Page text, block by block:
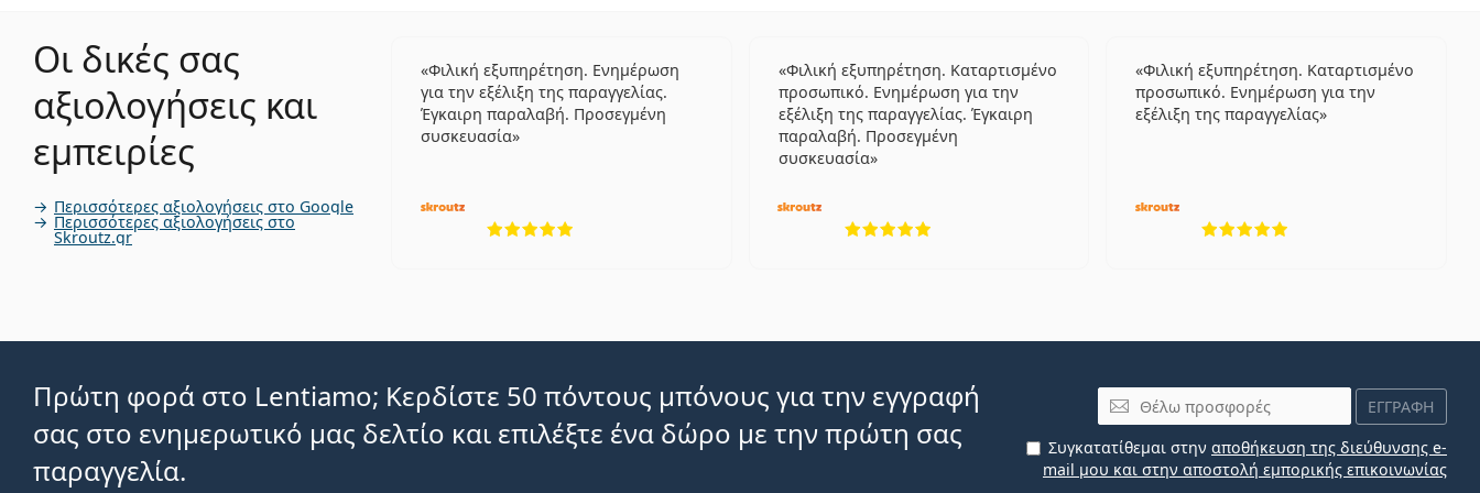
Οι δικές σας
αξιολογήσεις και
εμπειρίες
Περισσότερες αξιολογήσεις στο Google
Περισσότερες αξιολογήσεις στο
Skroutz.gr
Φιλική εξυπηρέτηση. Ενημέρωση
για την εξέλιξη της παραγγελίας.
Έγκαιρη παραλαβή. Προσεγμένη
συσκευασία
Φιλική εξυπηρέτηση. Καταρτισμένο
προσωπικό. Ενημέρωση για την
εξέλιξη της παραγγελίας. Έγκαιρη
παραλαβή. Προσεγμένη
συσκευασία
Φιλική εξυπηρέτηση. Καταρτισμένο
προσωπικό. Ενημέρωση για την
εξέλιξη της παραγγελίας
Πρώτη φορά στο Lentiamo; Κερδίστε 50 πόντους μπόνους για την εγγραφή
σας στο ενημερωτικό μας δελτίο και επιλέξτε ένα δώρο με την πρώτη σας
παραγγελία.
Email
ΕΓΓΡΑΦΗ
Συγκατατίθεμαι στην αποθήκευση της διεύθυνσης e-
mail μου και στην αποστολή εμπορικής επικοινωνίας